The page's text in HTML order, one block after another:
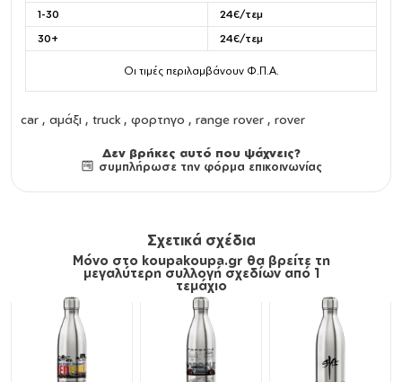
1-30
24€/τεμ
30+
24€/τεμ
Οι τιμές περιλαμβάνουν Φ.Π.Α.
car , αμάξι , truck , φορτηγο , range rover , rover
Δεν βρήκες αυτό που ψάχνεις?
συμπλήρωσε την φόρμα επικοινωνίας
Σχετικά σχέδια
Μόνο στο koupakoupa.gr θα βρείτε τη
μεγαλύτερη συλλογή σχεδίων από 1
τεμάχιο